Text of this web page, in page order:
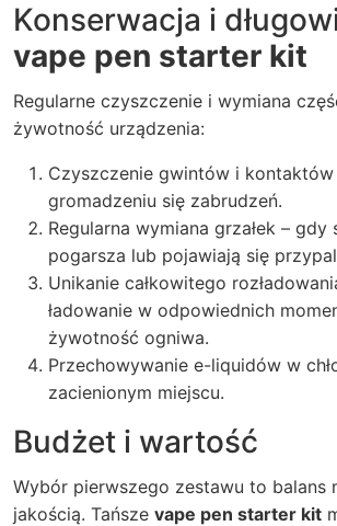
Konserwacja i
vape pen starter kit
Regularne czyszczenie i wymiana
żywotność urządzenia:
Czyszczenie gwintów i kontaktów
gromadzeniu się zabrudzeń.
Regularna wymiana grzałek – gdy
pogarsza lub pojawiają się
Unikanie całkowitego
ładowanie w odpowiednich
żywotność ogniwa.
Przechowywanie e-liquidów w
zacienionym miejscu.
Budżet i wartość
Wybór pierwszego zestawu to balans
jakością. Tańsze vape pen starter kit